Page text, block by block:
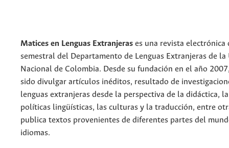
Matices en Lenguas Extranjeras es una revista electrónica
semestral del Departamento de Lenguas Extranjeras de la
Nacional de Colombia. Desde su fundación en el año
sido divulgar artículos inéditos, resultado de
lenguas extranjeras desde la perspectiva de la didáctica,
políticas lingüísticas, las culturas y la traducción, entre
publica textos provenientes de diferentes partes del
idiomas.